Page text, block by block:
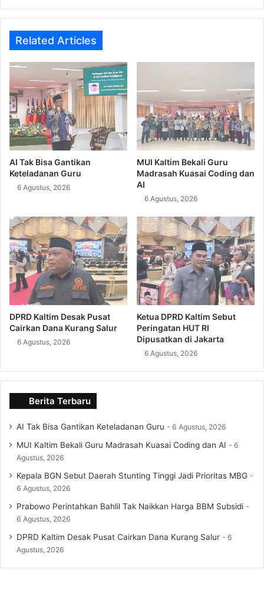
Baru
Related Articles
AI Tak Bisa Gantikan
Keteladanan Guru
6 Agustus, 2026
MUI Kaltim Bekali Guru
Madrasah Kuasai Coding dan
AI
6 Agustus, 2026
DPRD Kaltim Desak Pusat
Cairkan Dana Kurang Salur
6 Agustus, 2026
Ketua DPRD Kaltim Sebut
Peringatan HUT RI
Dipusatkan di Jakarta
6 Agustus, 2026
Berita Terbaru
AI Tak Bisa Gantikan Keteladanan Guru 6 Agustus, 2026
MUI Kaltim Bekali Guru Madrasah Kuasai Coding dan AI
6
Agustus, 2026
Kepala BGN Sebut Daerah Stunting Tinggi Jadi Prioritas MBG
6 Agustus, 2026
Prabowo Perintahkan Bahlil Tak Naikkan Harga BBM Subsidi
6 Agustus, 2026
DPRD Kaltim Desak Pusat Cairkan Dana Kurang Salur
6
Agustus, 2026